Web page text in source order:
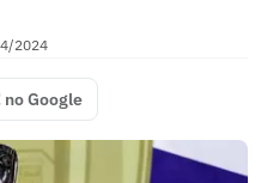
2024
no Google